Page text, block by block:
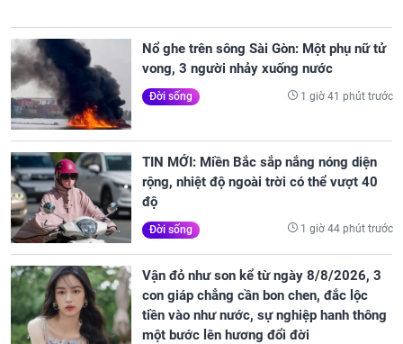
Nổ ghe trên sông Sài Gòn: Một phụ nữ tử
vong, 3 người nhảy xuống nước
Đời sống 1 giờ 41 phút trước
TIN MỚI: Miền Bắc sắp nắng nóng diện
rộng, nhiệt độ ngoài trời có thể vượt 40
độ
Đời sống 1 giờ 44 phút trước
Vận đỏ như son kể từ ngày 8/8/2026, 3
con giáp chẳng cần bon chen, đắc lộc
tiền vào như nước, sự nghiệp hanh thông
một bước lên hương đổi đời